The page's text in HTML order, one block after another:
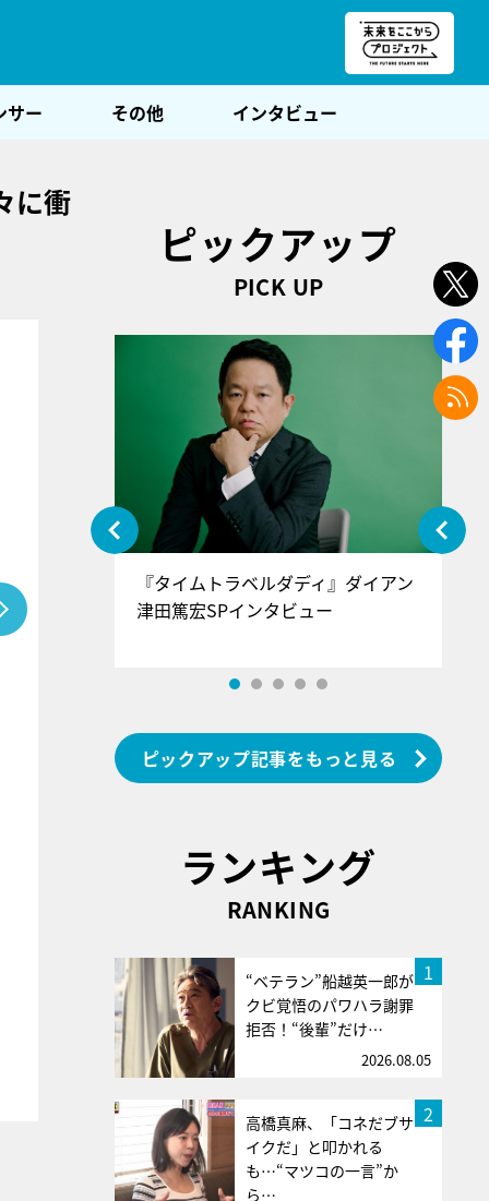
サー その他 インタビュー
に衝
ピックアップ
PICK UP
』＝LOV
インタ
『タイムトラベルダディ』ダイアン
津田篤宏SPインタビュー
ピックアップ記事をもっと見る
ランキング
RANKING
1
“ベテラン”船越英一郎が
クビ覚悟のパワハラ謝罪
拒否！“後輩”だけ…
2026.08.05
2
高橋真麻、「コネだブサ
イクだ」と叩かれる
も…“マツコの一言”か
ら…